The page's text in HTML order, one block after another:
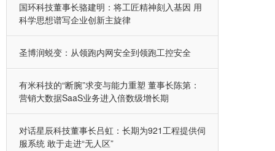
国环科技董事长骆建明：将工匠精神刻入基因 用
科学思想谱写企业创新主旋律
圣博润蜕变：从领跑内网安全到领跑工控安全
有米科技的“断腕”求变与能力重塑 董事长陈第：
营销大数据SaaS业务进入倍数级增长期
对话星辰科技董事长吕虹：长期为921工程提供伺
服系统 敢于走进“无人区”